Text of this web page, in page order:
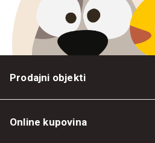
Prodajni objekti
Online kupovina